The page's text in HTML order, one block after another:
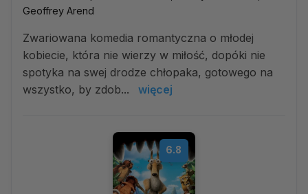
Geoffrey Arend
Zwariowana komedia romantyczna o młodej
kobiecie, która nie wierzy w miłość, dopóki nie
spotyka na swej drodze chłopaka, gotowego na
wszystko, by zdob...
więcej
6.8